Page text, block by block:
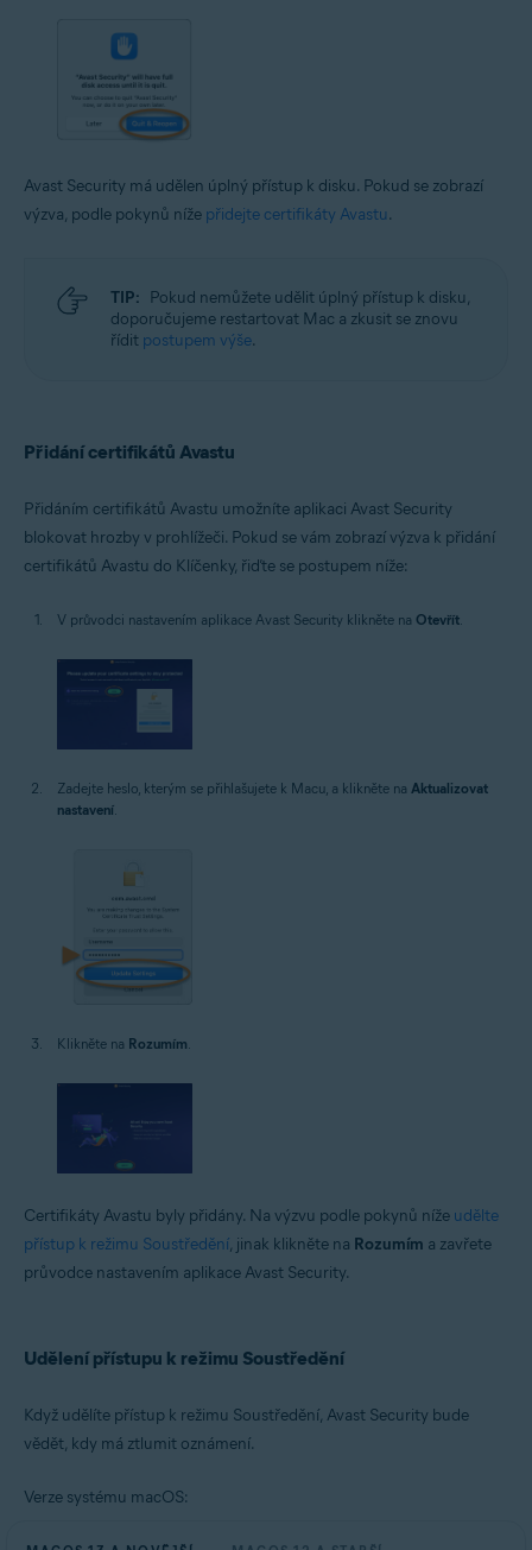
Avast Security má udělen úplný přístup k disku. Pokud se zobrazí
výzva, podle pokynů níže přidejte certifikáty Avastu.
TIP: Pokud nemůžete udělit úplný přístup k disku,
doporučujeme restartovat Mac a zkusit se znovu
řídit postupem výše.
Přidání certifikátů Avastu
Přidáním certifikátů Avastu umožníte aplikaci Avast Security
blokovat hrozby v prohlížeči. Pokud se vám zobrazí výzva k přidání
certifikátů Avastu do Klíčenky, řiďte se postupem níže:
V průvodci nastavením aplikace Avast Security klikněte na Otevřít.
Zadejte heslo, kterým se přihlašujete k Macu, a klikněte na Aktualizovat
nastavení.
Klikněte na Rozumím
Certifikáty Avastu byly přidány. Na výzvu podle pokynů níže udělte
přístup k režimu Soustředění, jinak klikněte na Rozumím a zavřete
průvodce nastavením aplikace Avast Security.
Udělení přístupu k režimu Soustředění
Když udělíte přístup k režimu Soustředění, Avast Security bude
vědět, kdy má ztlumit oznámení.
Verze systému macOS: